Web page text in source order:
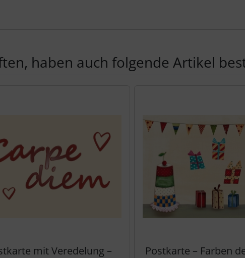
haben auch folgende Artikel
mit Veredelung –
Postkarte – Farben